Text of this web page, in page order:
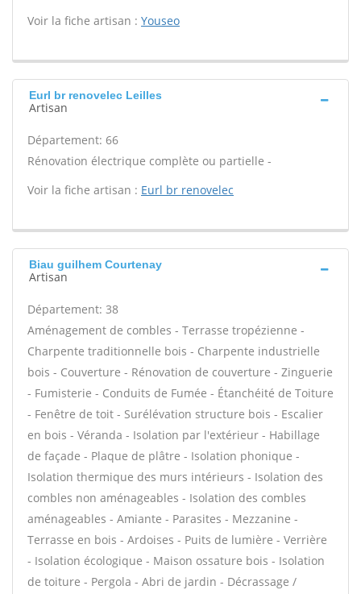
Voir la fiche artisan : Youseo
Eurl br renovelec Leilles
Artisan
Département: 66
Rénovation électrique complète ou partielle -
Voir la fiche artisan : Eurl br renovelec
Biau guilhem Courtenay
Artisan
Département: 38
Aménagement de combles - Terrasse tropézienne -
Charpente traditionnelle bois - Charpente industrielle
bois - Couverture - Rénovation de couverture - Zinguerie
- Fumisterie - Conduits de Fumée - Étanchéité de Toiture
- Fenêtre de toit - Surélévation structure bois - Escalier
en bois - Véranda - Isolation par l'extérieur - Habillage
de façade - Plaque de plâtre - Isolation phonique -
Isolation thermique des murs intérieurs - Isolation des
combles non aménageables - Isolation des combles
aménageables - Amiante - Parasites - Mezzanine -
Terrasse en bois - Ardoises - Puits de lumière - Verrière
- Isolation écologique - Maison ossature bois - Isolation
de toiture - Pergola - Abri de jardin - Décrassage /